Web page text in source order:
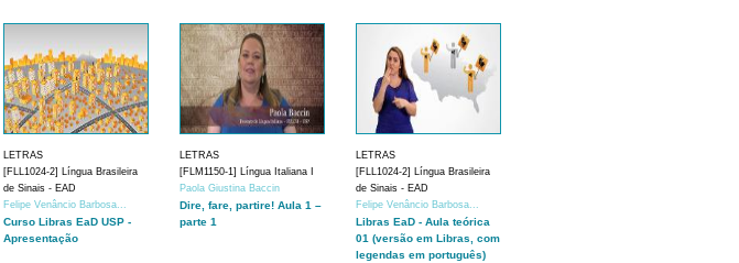
LETRAS
[FLL1024-2] Língua Brasileira
de Sinais - EAD
Felipe Venâncio Barbosa...
Curso Libras EaD USP -
Apresentação
LETRAS
[FLM1150-1] Língua Italiana I
Paola Giustina Baccin
Dire, fare, partire! Aula 1 –
parte 1
LETRAS
[FLL1024-2] Língua Brasileira
de Sinais - EAD
Felipe Venâncio Barbosa...
Libras EaD - Aula teórica
01 (versão em Libras, com
legendas em português)